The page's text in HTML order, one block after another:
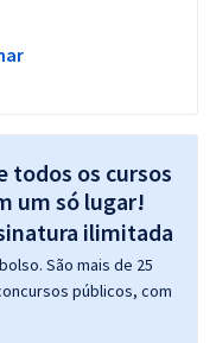
todos os cursos
um só lugar!
São mais de 25
públicos, com